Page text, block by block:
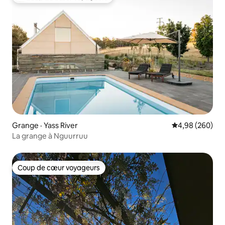
Grange · Yass River Note
4,98 (260)
La grange à Nguurruu
Coup de cœur voyageurs
Coup de cœur voyageurs